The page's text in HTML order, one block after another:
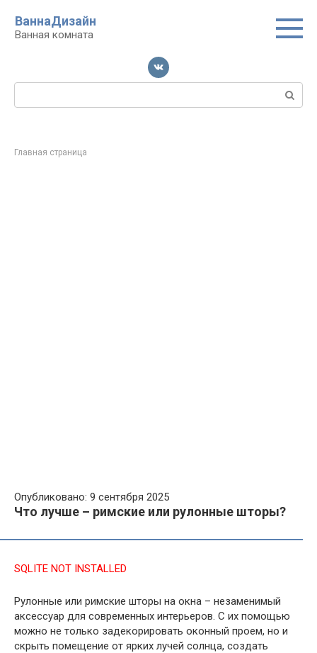
контенту
ВаннаДизайн
Ванная комната
Поиск:
Главная страница
Опубликовано: 9 сентября 2025
Что лучше – римские или рулонные шторы?
SQLITE NOT INSTALLED
Рулонные или римские шторы на окна – незаменимый
аксессуар для современных интерьеров. С их помощью
можно не только задекорировать оконный проем, но и
скрыть помещение от ярких лучей солнца, создать